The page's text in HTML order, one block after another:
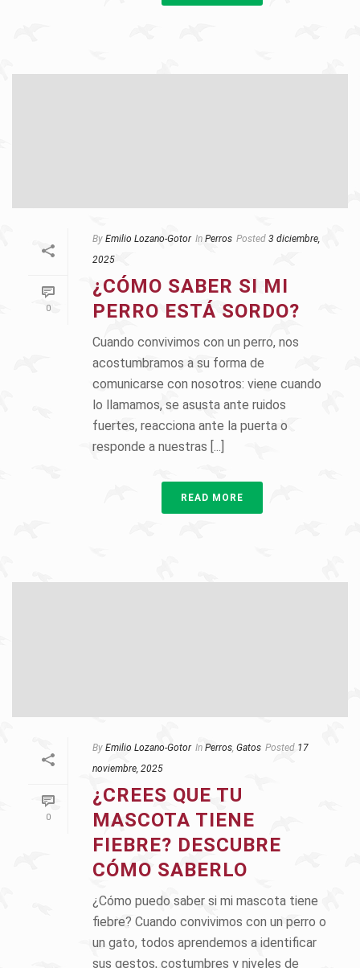
0
By Emilio Lozano-Gotor In Perros Posted 3 diciembre,
2025
¿CÓMO SABER SI MI
PERRO ESTÁ SORDO?
Cuando convivimos con un perro, nos
acostumbramos a su forma de
comunicarse con nosotros: viene cuando
lo llamamos, se asusta ante ruidos
fuertes, reacciona ante la puerta o
responde a nuestras [...]
READ MORE
0
By Emilio Lozano-Gotor In Perros, Gatos Posted 17
noviembre, 2025
¿CREES QUE TU
MASCOTA TIENE
FIEBRE? DESCUBRE
CÓMO SABERLO
¿Cómo puedo saber si mi mascota tiene
fiebre? Cuando convivimos con un perro o
un gato, todos aprendemos a identificar
sus gestos, costumbres y niveles de